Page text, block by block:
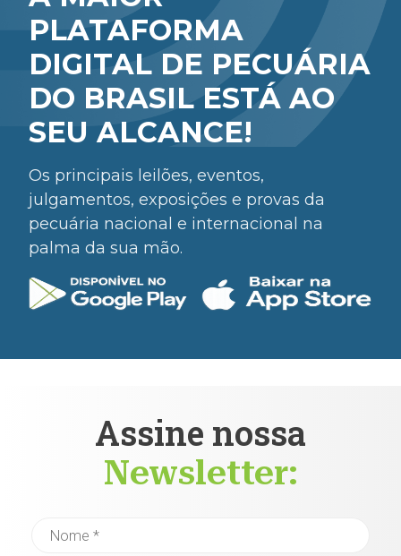
PLATAFORMA
DIGITAL DE PECUÁRIA
DO BRASIL ESTÁ AO
SEU ALCANCE!
Os principais leilões, eventos,
julgamentos, exposições e provas da
pecuária nacional e internacional na
palma da sua mão.
Assine nossa
Newsletter: